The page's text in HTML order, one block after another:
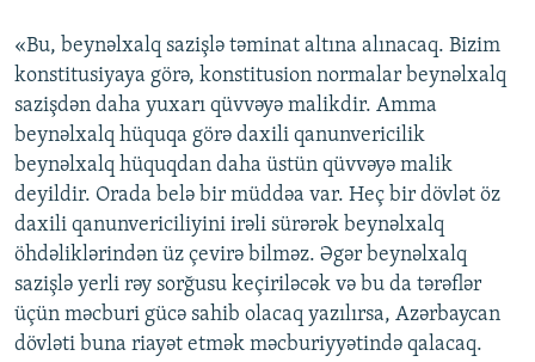
«Bu, beynəlxalq sazişlə təminat altına alınacaq. Bizim
konstitusiyaya görə, konstitusion normalar beynəlxalq
sazişdən daha yuxarı qüvvəyə malikdir. Amma
beynəlxalq hüquqa görə daxili qanunvericilik
beynəlxalq hüquqdan daha üstün qüvvəyə malik
deyildir. Orada belə bir müddəa var. Heç bir dövlət öz
daxili qanunvericiliyini irəli sürərək beynəlxalq
öhdəliklərindən üz çevirə bilməz. Əgər beynəlxalq
sazişlə yerli rəy sorğusu keçiriləcək və bu da tərəflər
üçün məcburi gücə sahib olacaq yazılırsa, Azərbaycan
dövləti buna riayət etmək məcburiyyətində qalacaq.